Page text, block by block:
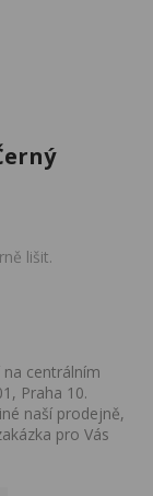
lišit.
centrálním
Praha 10.
naší prodejně,
pro Vás